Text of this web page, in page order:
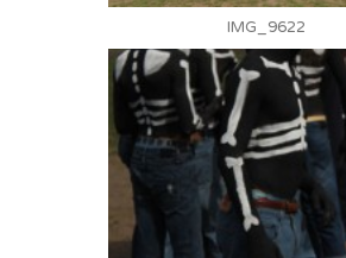
IMG_9622